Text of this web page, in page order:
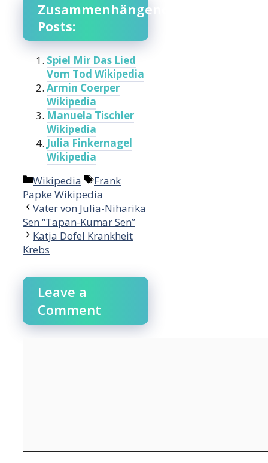
Zusammenhängende
Posts:
Spiel Mir Das Lied
Vom Tod Wikipedia
Armin Coerper
Wikipedia
Manuela Tischler
Wikipedia
Julia Finkernagel
Wikipedia
Categories
Wikipedia Tags
Frank
Papke Wikipedia
Vater von Julia-Niharika
Sen “Tapan-Kumar Sen”
Katja Dofel Krankheit
Krebs
Leave a
Comment